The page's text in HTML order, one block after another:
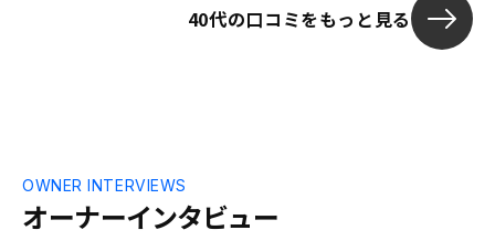
40代の口コミをもっと見る
オーナーインタビュー
OWNER INTERVIEWS